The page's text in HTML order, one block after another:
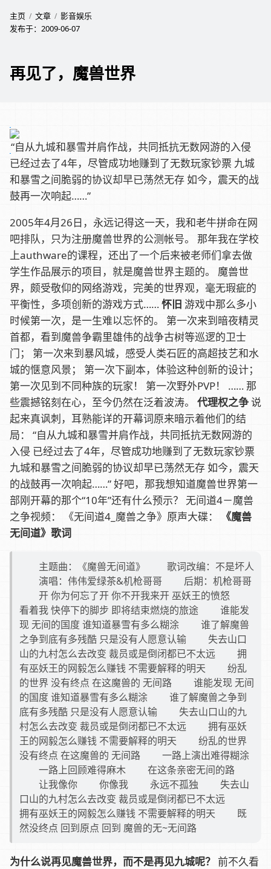
主页 文章
影音娱乐
发布于： 2009-06-07
再见了，魔兽世界
“自从九城和暴雪并肩作战，共同抵抗无数网游的入侵
已经过去了4年，尽管成功地赚到了无数玩家钞票 九城
和暴雪之间脆弱的协议却早已荡然无存 如今，震天的战
鼓再一次响起……”
2005年4月26日，永远记得这一天，我和老牛拼命在网
吧排队，只为注册魔兽世界的公测帐号。 那年我在学校
上authware的课程，还出了一个后来被老师们拿去做
学生作品展示的项目，就是魔兽世界主题的。 魔兽世
界，颇受敬仰的网络游戏，完美的世界观，毫无瑕疵的
平衡性，多项创新的游戏方式……怀旧 游戏中那么多小
时候第一次，是一生难以忘怀的。 第一次来到暗夜精灵
首都，看到魔兽争霸里雄伟的战争古树等巡逻的卫士
门； 第一次来到暴风城，感受人类石匠的高超技艺和水
城的惬意风景； 第一次下副本，体验这种创新的设计；
第一次见到不同种族的玩家！ 第一次野外PVP！ …… 那
些震撼铭刻在心，至今仍然在泛着波涛。 代理权之争说
起来真讽刺，耳熟能详的开幕词原来暗示着他们的结
局： “自从九城和暴雪并肩作战，共同抵抗无数网游的
入侵 已经过去了4年，尽管成功地赚到了无数玩家钞票
九城和暴雪之间脆弱的协议却早已荡然无存 如今，震天
的战鼓再一次响起……” 好吧，那我想知道魔兽世界第一
部刚开幕的那个“10年”还有什么预示？ 无间道4－魔兽
之争视频： 《无间道4_魔兽之争》原声大碟：
《魔兽
无间道》歌词
主题曲：《魔兽无间道》 歌词改编：不是坏人
演唱：伟伟爱绿茶&机枪哥哥 后期：机枪哥哥
开 你为何忘了开 你不开我来开 巫妖王的愤怒
看着我 快停下的脚步 即将结束燃烧的旅途 谁能发
现 无间的国度 谁知道暴雪有多么糊涂 谁了解魔兽
之争到底有多残酷 只是没有人愿意认输 失去山口
山的九村怎么去改变 裁员或是倒闭都已不太远 拥
有巫妖王的网毅怎么赚钱 不需要解释的明天 纷乱
的世界 没有终点 在这魔兽的 无间路 谁能发现 无间
的国度 谁知道暴雪有多么糊涂 谁了解魔兽之争到
底有多残酷 只是没有人愿意认输 失去山口山的九
村怎么去改变 裁员或是倒闭都已不太远 拥有巫妖
王的网毅怎么赚钱 不需要解释的明天 纷乱的世界
没有终点 在这魔兽的 无间路 一路上演出难得糊涂
一路上回顾难得麻木 在这条亲密无间的路
让我像你 你像我 永远不孤独 失去山
口山的九村怎么去改变 裁员或是倒闭都已不太远
拥有巫妖王的网毅怎么赚钱 不需要解释的明天 既
然没终点 回到原点 回到 魔兽的无~无间路
为什么说再见魔兽世界，而不是再见九城呢？ 前不久看